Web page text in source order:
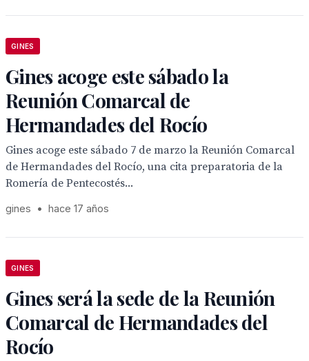
GINES
Gines acoge este sábado la
Reunión Comarcal de
Hermandades del Rocío
Gines acoge este sábado 7 de marzo la Reunión Comarcal
de Hermandades del Rocío, una cita preparatoria de la
Romería de Pentecostés...
gines • hace 17 años
GINES
Gines será la sede de la Reunión
Comarcal de Hermandades del
Rocío